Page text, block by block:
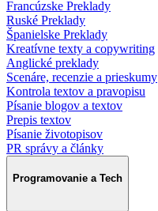
Francúzske Preklady
Ruské Preklady
Španielske Preklady
Kreatívne texty a copywriting
Anglické preklady
Scenáre, recenzie a prieskumy
Kontrola textov a pravopisu
Písanie blogov a textov
Prepis textov
Písanie životopisov
PR správy a články
Programovanie a Tech